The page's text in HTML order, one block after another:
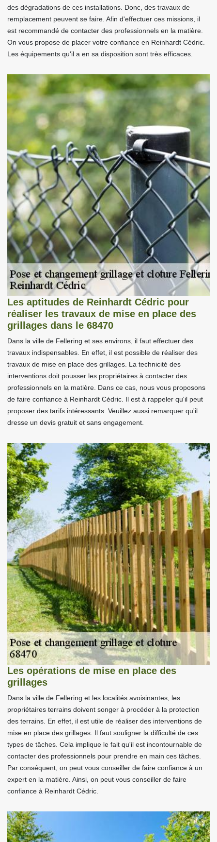
des dégradations de ces installations. Donc, des travaux de
remplacement peuvent se faire. Afin d'effectuer ces missions, il
est recommandé de contacter des professionnels en la matière.
On vous propose de placer votre confiance en Reinhardt Cédric.
Les équipements qu'il a en sa disposition sont très efficaces.
Les aptitudes de Reinhardt Cédric pour
réaliser les travaux de mise en place des
grillages dans le 68470
Dans la ville de Fellering et ses environs, il faut effectuer des
travaux indispensables. En effet, il est possible de réaliser des
travaux de mise en place des grillages. La technicité des
interventions doit pousser les propriétaires à contacter des
professionnels en la matière. Dans ce cas, nous vous proposons
de faire confiance à Reinhardt Cédric. Il est à rappeler qu'il peut
proposer des tarifs intéressants. Veuillez aussi remarquer qu'il
dresse un devis gratuit et sans engagement.
Les opérations de mise en place des
grillages
Dans la ville de Fellering et les localités avoisinantes, les
propriétaires terrains doivent songer à procéder à la protection
des terrains. En effet, il est utile de réaliser des interventions de
mise en place des grillages. Il faut souligner la difficulté de ces
types de tâches. Cela implique le fait qu'il est incontournable de
contacter des professionnels pour prendre en main ces tâches.
Par conséquent, on peut vous conseiller de faire confiance à un
expert en la matière. Ainsi, on peut vous conseiller de faire
confiance à Reinhardt Cédric.